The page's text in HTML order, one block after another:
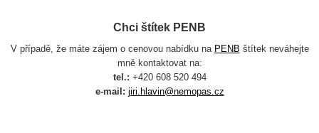
Chci štítek PENB
V případě, že máte zájem o cenovou nabídku na PENB štítek neváhejte
mně kontaktovat na:
tel.: +420 608 520 494
e-mail: jiri.hlavin@nemopas.cz